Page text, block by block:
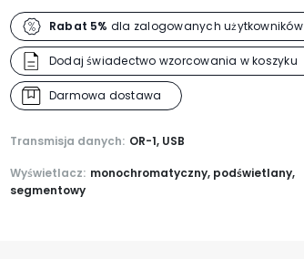
Rabat 5% dla zalogowanych użytkowników
Dodaj świadectwo wzorcowania w koszyku
Darmowa dostawa
Transmisja danych: OR-1, USB
Wyświetlacz: monochromatyczny, podświetlany,
segmentowy